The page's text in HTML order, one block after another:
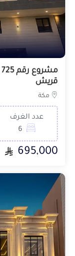
قريش
مكة
عدد الغرف
6
695,000